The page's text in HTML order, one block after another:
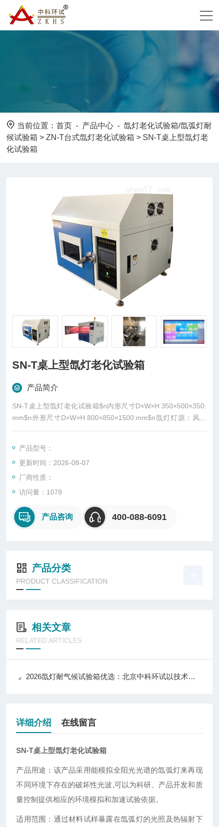
当前位置：首页 - 产品中心 -氙灯老化试验箱/氙弧灯耐
候试验箱 >ZN-T台式氙灯老化试验箱 > SN-T桌上型氙灯老
化试验箱
SN-T桌上型氙灯老化试验箱
产品简介
SN-T桌上型氙灯老化试验箱$n内形尺寸D×W×H 350×500×350:
mm$n外形尺寸D×W×H 800×850×1500:mm$n氙灯灯源：风冷
式灯管$n氙灯功率：2.5KW×1支$n设备功能：温度、光照、喷
产品型号：
更新时间：2026-08-07
厂商性质：
访问量：1078
产品咨询 400-088-6091
产品分类
PRODUCT CLASSIFICATION
相关文章
RELATED ARTICLES
2026氙灯耐气候试验箱优选：北京中科环试以技术实力推动行业应用升级
详细介绍 在线留言
SN-T桌上型氙灯老化试验箱
产品用途：该产品采用能模拟全阳光光谱的氙弧灯来再现
不同环境下存在的破坏性光波,可以为科研、产品开发和质
量控制提供相应的环境模拟和加速试验依据。
适用范围：通过材料试样暴露在氙弧灯的光照及热辐射下